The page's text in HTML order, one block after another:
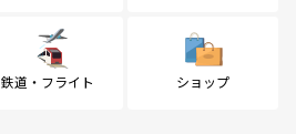
鉄道・フライト ショップ